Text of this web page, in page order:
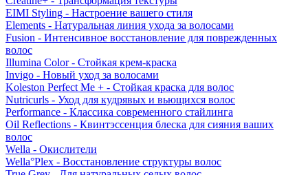
EIMI Styling - Настроение вашего стиля
Elements - Натуральная линия ухода за волосами
Fusion - Интенсивное восстановление для поврежденных
волос
Illumina Color - Стойкая крем-краска
Invigo - Новый уход за волосами
Koleston Perfect Me + - Стойкая краска для волос
Nutricurls - Уход для кудрявых и вьющихся волос
Performance - Классика современного стайлинга
Oil Reflections - Квинтэссенция блеска для сияния ваших
волос
Wella - Окислители
Wella°Plex - Восстановление структуры волос